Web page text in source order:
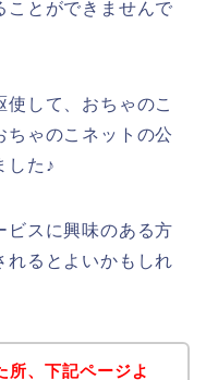
ことができませんで
して、おちゃのこ
ちゃのこネットの公
した♪
ビスに興味のある方
れるとよいかもしれ
所、下記ページよ